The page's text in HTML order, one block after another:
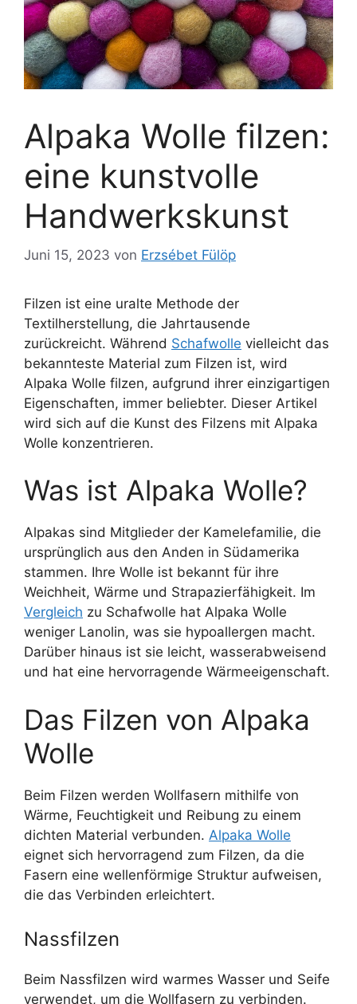
Alpaka Wolle filzen:
eine kunstvolle
Handwerkskunst
Juni 15, 2023 von Erzsébet Fülöp
Filzen ist eine uralte Methode der
Textilherstellung, die Jahrtausende
zurückreicht. Während Schafwolle vielleicht das
bekannteste Material zum Filzen ist, wird
Alpaka Wolle filzen, aufgrund ihrer einzigartigen
Eigenschaften, immer beliebter. Dieser Artikel
wird sich auf die Kunst des Filzens mit Alpaka
Wolle konzentrieren.
Was ist Alpaka Wolle?
Alpakas sind Mitglieder der Kamelefamilie, die
ursprünglich aus den Anden in Südamerika
stammen. Ihre Wolle ist bekannt für ihre
Weichheit, Wärme und Strapazierfähigkeit. Im
Vergleich zu Schafwolle hat Alpaka Wolle
weniger Lanolin, was sie hypoallergen macht.
Darüber hinaus ist sie leicht, wasserabweisend
und hat eine hervorragende Wärmeeigenschaft.
Das Filzen von Alpaka
Wolle
Beim Filzen werden Wollfasern mithilfe von
Wärme, Feuchtigkeit und Reibung zu einem
dichten Material verbunden. Alpaka Wolle
eignet sich hervorragend zum Filzen, da die
Fasern eine wellenförmige Struktur aufweisen,
die das Verbinden erleichtert.
Nassfilzen
Beim Nassfilzen wird warmes Wasser und Seife
verwendet, um die Wollfasern zu verbinden.